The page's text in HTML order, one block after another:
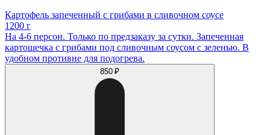
Картофель запеченный с грибами в сливочном соусе
1200 г
На 4-6 персон. Только по предзаказу за сутки. Запеченная
картошечка с грибами под сливочным соусом с зеленью. В
удобном противне для подогрева.
850 ₽